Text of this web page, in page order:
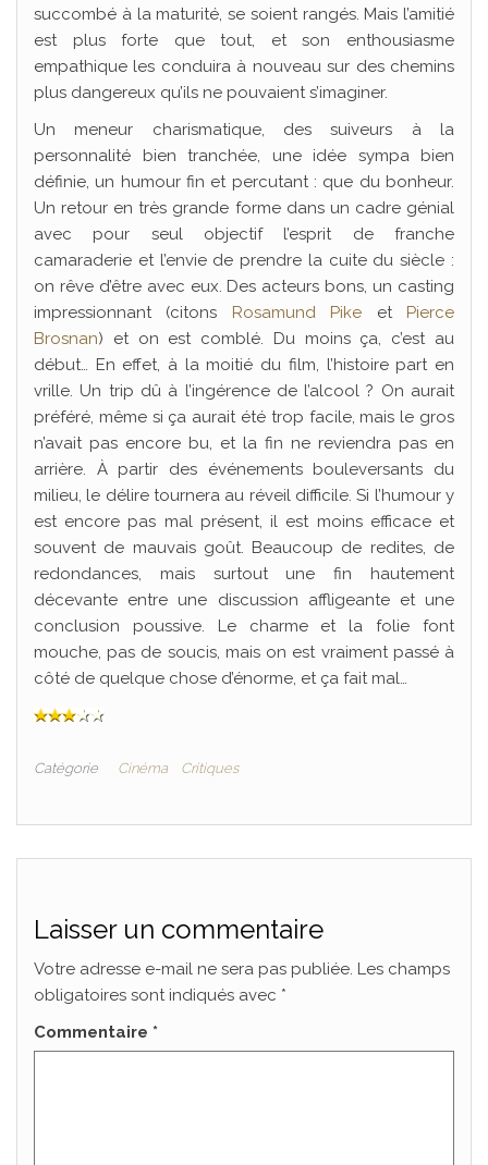
succombé à la maturité, se soient rangés. Mais l’amitié
est plus forte que tout, et son enthousiasme
empathique les conduira à nouveau sur des chemins
plus dangereux qu’ils ne pouvaient s’imaginer.
Un meneur charismatique, des suiveurs à la
personnalité bien tranchée, une idée sympa bien
définie, un humour fin et percutant : que du bonheur.
Un retour en très grande forme dans un cadre génial
avec pour seul objectif l’esprit de franche
camaraderie et l’envie de prendre la cuite du siècle :
on rêve d’être avec eux. Des acteurs bons, un casting
impressionnant (citons Rosamund Pike et Pierce
Brosnan) et on est comblé. Du moins ça, c’est au
début… En effet, à la moitié du film, l’histoire part en
vrille. Un trip dû à l’ingérence de l’alcool ? On aurait
préféré, même si ça aurait été trop facile, mais le gros
n’avait pas encore bu, et la fin ne reviendra pas en
arrière. À partir des événements bouleversants du
milieu, le délire tournera au réveil difficile. Si l’humour y
est encore pas mal présent, il est moins efficace et
souvent de mauvais goût. Beaucoup de redites, de
redondances, mais surtout une fin hautement
décevante entre une discussion affligeante et une
conclusion poussive. Le charme et la folie font
mouche, pas de soucis, mais on est vraiment passé à
côté de quelque chose d’énorme, et ça fait mal…
Catégorie Cinéma Critiques
Laisser un commentaire
Votre adresse e-mail ne sera pas publiée. Les champs
obligatoires sont indiqués avec *
Commentaire *